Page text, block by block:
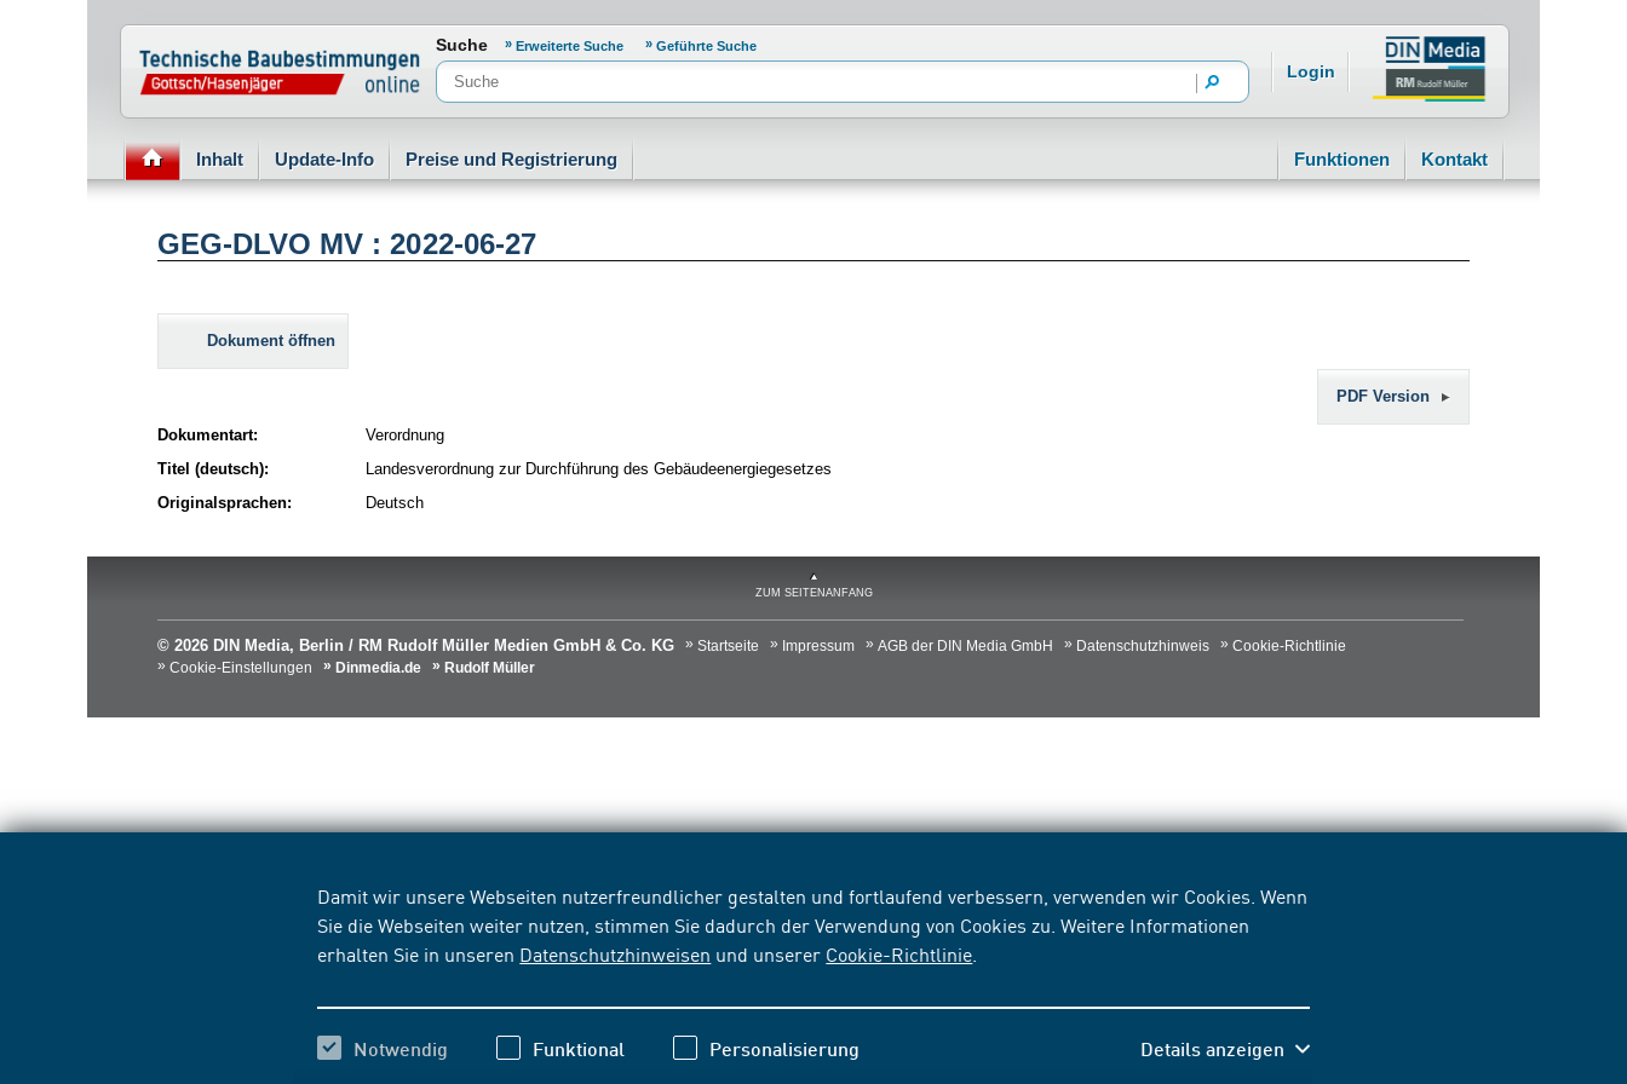
Damit wir unsere Webseiten nutzerfreundlicher gestalten und fortlaufend verbessern, verwenden wir Cookies. Wenn
Sie die Webseiten weiter nutzen, stimmen Sie dadurch der Verwendung von Cookies zu. Weitere Informationen
erhalten Sie in unseren Datenschutzhinweisen und unserer Cookie-Richtlinie
Notwendig Funktional Personalisierung Details anzeigen
Normenportal Barrierefreiheit
Suche Erweiterte Suche Geführte Suche
Login
Inhalt Update-Info Preise und Registrierung Funktionen Kontakt
GEG-DLVO MV : 2022-06-27
Dokument öffnen
PDF Version
Dokumentart:
Verordnung
Titel (deutsch):
Landesverordnung zur Durchführung des Gebäudeenergiegesetzes
Originalsprachen:
Deutsch
ZUM SEITENANFANG
© 2026 DIN Media, Berlin / RM Rudolf Müller Medien GmbH & Co. KG Startseite Impressum AGB der DIN Media GmbH Datenschutzhinweis
Cookie-Richtlinie
Cookie-Einstellungen
Dinmedia.de Rudolf Müller